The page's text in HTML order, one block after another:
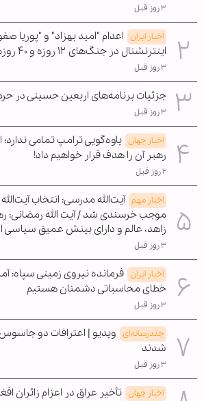
۳ روز قبل
اخبار ایران اعدام "امید بهزاد" و "پوریا
اینترنشنال در جنگ‌های ۱۲ روزه و ۴۰ روزه
۳ روز قبل
جزئیات برنامه‌های اربعین حسینی در
۳ روز قبل
اخبار جهان یاوه‌گویی ترامپ تمامی ندارد؛
رهبر آن را هدف قرار خواهیم داد!
۲ روز قبل
اخبار مهم آیت‌الله مدرسی: انتخاب
موجب خرسندی شد / آیت الله رمضانی:
زاهد، عالم و دارای بینش عمیق
۳ روز قبل
اخبار ایران فرمانده نیروی زمینی سپاه:
خطای محاسباتی دشمنان هستیم
۳ روز قبل
چندرسانه‌ای ویدیو | اعترافات دو
شدند
۳ روز قبل
اخبار جهان تأخیر عراق در اعزام زائران